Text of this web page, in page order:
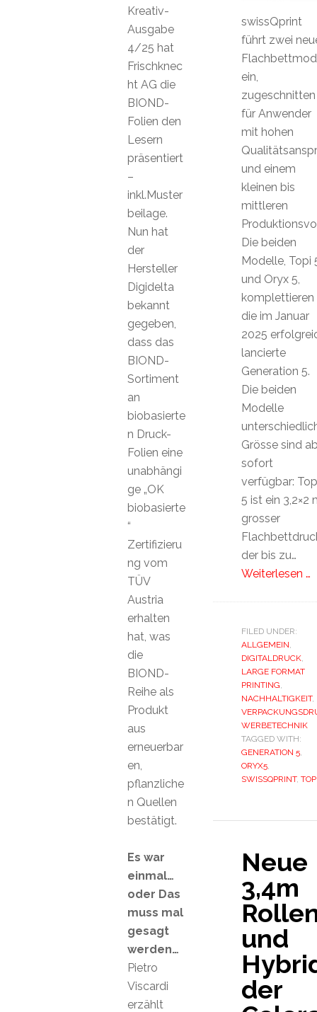
swissQprint
führt zwei
ein,
zugeschnitten
für Anwender
mit hohen
und einem
kleinen bis
mittleren
Die beiden
Modelle, Topi
und Oryx 5,
komplettieren
die im Januar
2025
lancierte
Generation 5.
Die beiden
Modelle
Grösse sind
sofort
verfügbar:
5 ist ein 3,2×2
grosser
der bis zu…
Weiterlesen …
FILED UNDER:
ALLGEMEIN,
DIGITALDRUCK,
LARGE FORMAT
PRINTING,
NACHHALTIGKEIT,
WERBETECHNIK
TAGGED WITH:
GENERATION 5,
ORYX5,
SWISSQPRINT,
Neue
3,4m
und
der
Kreativ-
Ausgabe
4/25 hat
Frischknec
ht AG die
BIOND-
Folien den
Lesern
präsentiert
–
inkl.Muster
beilage.
Nun hat
der
Hersteller
Digidelta
bekannt
gegeben,
dass das
BIOND-
Sortiment
an
biobasierte
n Druck-
Folien eine
unabhängi
ge „OK
biobasierte
“
Zertifizieru
ng vom
TÜV
Austria
erhalten
hat, was
die
BIOND-
Reihe als
Produkt
aus
erneuerbar
en,
pflanzliche
n Quellen
bestätigt.
Es war
einmal…
oder Das
muss mal
gesagt
werden…
Pietro
Viscardi
erzählt